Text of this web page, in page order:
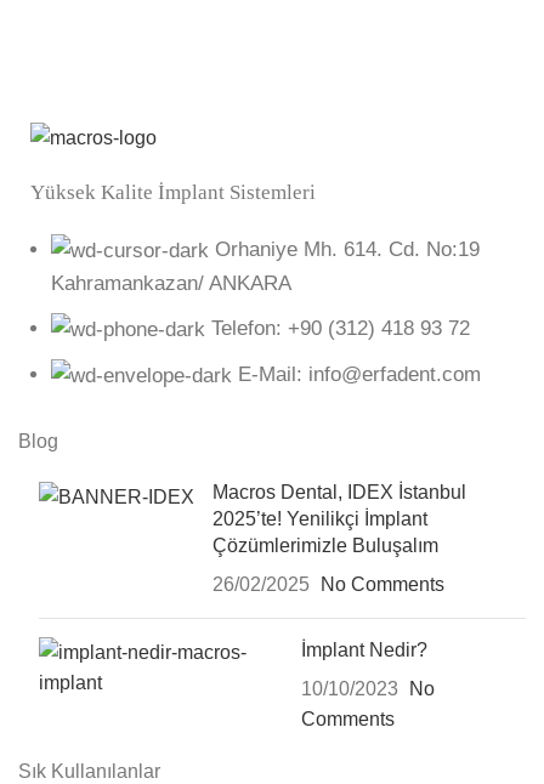
Yüksek Kalite İmplant Sistemleri
Orhaniye Mh. 614. Cd. No:19
Kahramankazan/ ANKARA
Telefon: +90 (312) 418 93 72
E-Mail: info@erfadent.com
Blog
Macros Dental, IDEX İstanbul
2025’te! Yenilikçi İmplant
Çözümlerimizle Buluşalım
26/02/2025
No Comments
İmplant Nedir?
10/10/2023
No
Comments
Sık Kullanılanlar